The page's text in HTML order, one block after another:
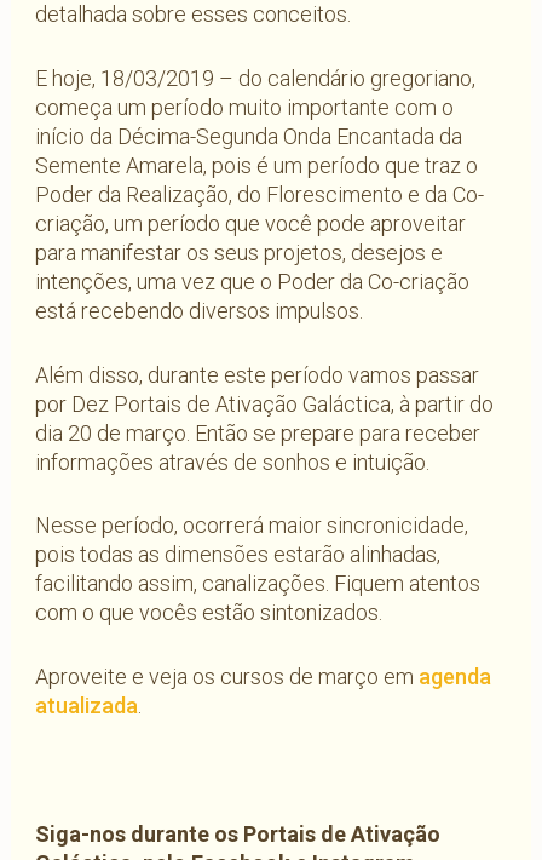
detalhada sobre esses conceitos.
E hoje, 18/03/2019 – do calendário gregoriano,
começa um período muito importante com o
início da Décima-Segunda Onda Encantada da
Semente Amarela, pois é um período que traz o
Poder da Realização, do Florescimento e da Co-
criação, um período que você pode aproveitar
para manifestar os seus projetos, desejos e
intenções, uma vez que o Poder da Co-criação
está recebendo diversos impulsos.
Além disso, durante este período vamos passar
por Dez Portais de Ativação Galáctica, à partir do
dia 20 de março. Então se prepare para receber
informações através de sonhos e intuição.
Nesse período, ocorrerá maior sincronicidade,
pois todas as dimensões estarão alinhadas,
facilitando assim, canalizações. Fiquem atentos
com o que vocês estão sintonizados.
Aproveite e veja os cursos de março em agenda
atualizada.
Siga-nos durante os Portais de Ativação